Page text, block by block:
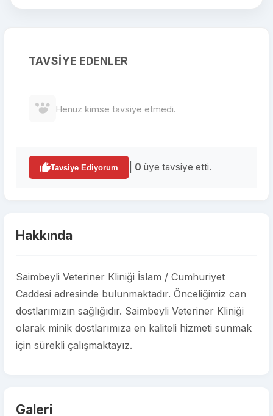
TAVSIYE EDENLER
Henüz kimse tavsiye etmedi.
Tavsiye Ediyorum 0 üye tavsiye etti.
Hakkında
Saimbeyli Veteriner Kliniği İslam / Cumhuriyet
Caddesi adresinde bulunmaktadır. Önceliğimiz can
dostlarımızın sağlığıdır. Saimbeyli Veteriner Kliniği
olarak minik dostlarımıza en kaliteli hizmeti sunmak
için sürekli çalışmaktayız.
Galeri